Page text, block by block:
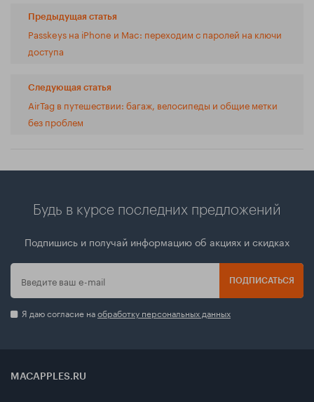
Предыдущая статья
Passkeys на iPhone и Mac: переходим с паролей на ключи
доступа
Следующая статья
AirTag в путешествии: багаж, велосипеды и общие метки
без проблем
Будь в курсе последних предложений
Подпишись и получай информацию об акциях и скидках
ПОДПИСАТЬСЯ
Я даю согласие наобработку персональных данных
MACAPPLES.RU